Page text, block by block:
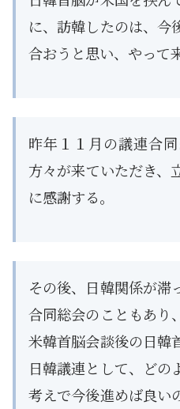
に、訪韓したのは、今
合おうと思い、やって
昨年１１月の議連合
方々が来ていただき、
に感謝する。
その後、日韓関係が滞
合同総会のこともあり
米韓首脳会談後の日韓
日韓議連として、どの
考えで今後進めば良い